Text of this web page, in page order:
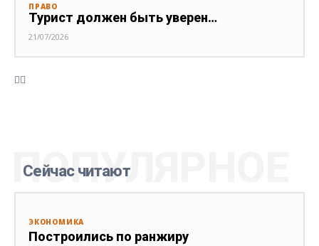
ПРАВО
Турист должен быть уверен…
21/07/2026
Сейчас читают
ПОПУЛЯРНОЕ
ЭКОНОМИКА
Построились по ранжиру